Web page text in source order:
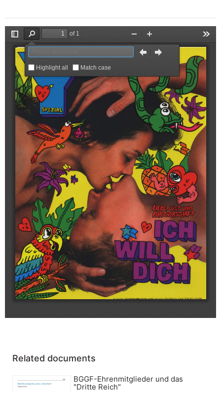
Related documents
BGGF-Ehrenmitglieder und das
"Dritte Reich"